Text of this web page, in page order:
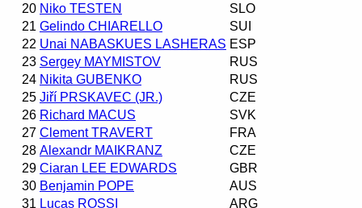
20 Niko TESTEN
SLO
21 Gelindo CHIARELLO
SUI
22 Unai NABASKUES LASHERAS ESP
23 Sergey MAYMISTOV
RUS
24 Nikita GUBENKO
RUS
25 Jiří PRSKAVEC (JR.)
CZE
26 Richard MACUS
SVK
27 Clement TRAVERT
FRA
28 Alexandr MAIKRANZ
CZE
29 Ciaran LEE EDWARDS
GBR
30 Benjamin POPE
AUS
31 Lucas ROSSI
ARG